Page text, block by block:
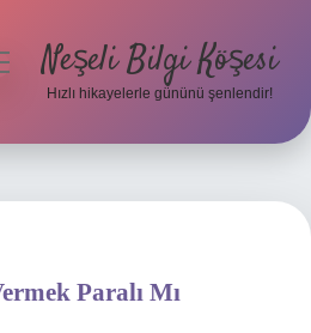
Neşeli Bilgi Köşesi
Hızlı hikayelerle gününü şenlendir!
Paralı Mı